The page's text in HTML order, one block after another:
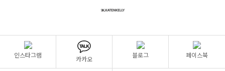
인스타그램
카카오
블로그 페이스북